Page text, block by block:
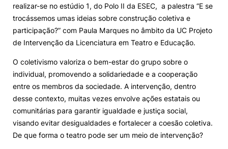
Alunos
Knowledge Factory
Candidaturas
Elogio / Sugestão / Reclamação
realizar-se no estúdio 1, do Polo II da ESEC, a palestra “E se
trocássemos umas ideias sobre construção coletiva e
participação?” com Paula Marques no âmbito da UC Projeto
de Intervenção da Licenciatura em Teatro e Educação.
O coletivismo valoriza o bem-estar do grupo sobre o
individual, promovendo a solidariedade e a cooperação
entre os membros da sociedade. A intervenção, dentro
desse contexto, muitas vezes envolve ações estatais ou
comunitárias para garantir igualdade e justiça social,
visando evitar desigualdades e fortalecer a coesão coletiva.
De que forma o teatro pode ser um meio de intervenção?